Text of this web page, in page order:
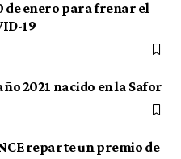
enero para frenar el
19
2021 nacido en la Safor
reparte un premio de